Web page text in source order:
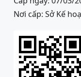
Nơi cấp: Sở Kế